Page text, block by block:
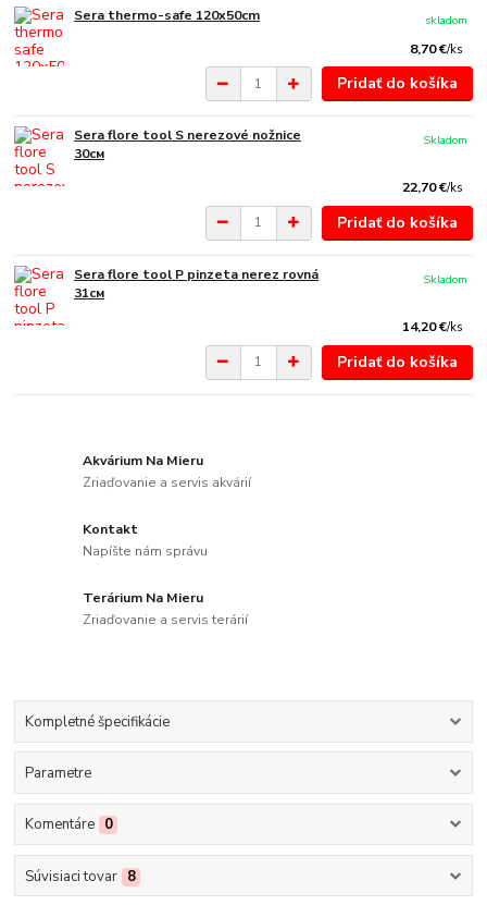
Sera thermo-safe 120x50cm
8,70 €/ks
skladom
Pridať do košíka
Sera flore tool S nerezové nožnice
30см
22,70 €/ks
Skladom
Pridať do košíka
Sera flore tool P pinzeta nerez rovná
31см
14,20 €/ks
Skladom
Pridať do košíka
Akvárium Na Mieru
Zriaďovanie a servis akvárií
Kontakt
Napíšte nám správu
Terárium Na Mieru
Zriaďovanie a servis terárií
Kompletné špecifikácie
Parametre
Komentáre 0
Súvisiaci tovar 8